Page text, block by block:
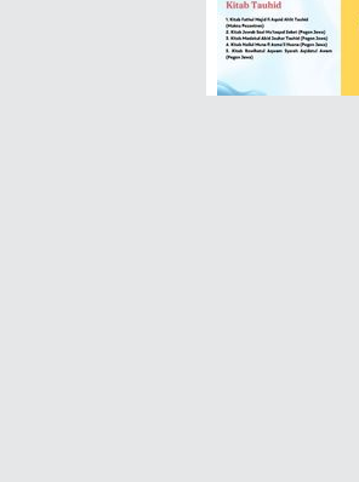
Terjemah: